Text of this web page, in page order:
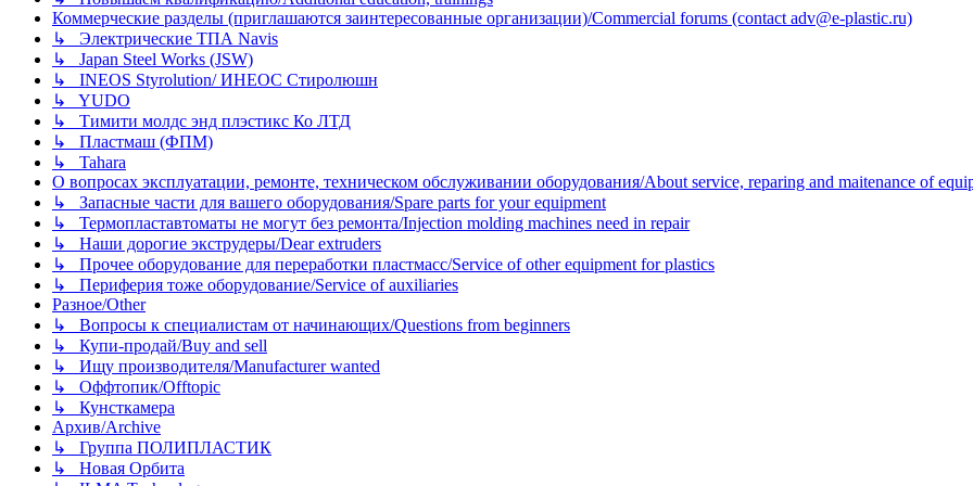
Коммерческие разделы (приглашаются заинтересованные организации)/Commercial forums (contact adv@e-plastic.ru)
↳ Электрические ТПА Navis
↳ Japan Steel Works (JSW)
↳ INEOS Styrolution/ ИНЕОС Стиролюшн
↳ YUDO
↳ Тимити молдс энд плэстикс Ко ЛТД
↳ Пластмаш (ФПМ)
↳ Tahara
О вопросах эксплуатации, ремонте, техническом обслуживании оборудования/About service, reparing and maitenance of
↳ Запасные части для вашего оборудования/Spare parts for your equipment
↳ Термопластавтоматы не могут без ремонта/Injection molding machines need in repair
↳ Наши дорогие экструдеры/Dear extruders
↳ Прочее оборудование для переработки пластмасс/Service of other equipment for plastics
↳ Периферия тоже оборудование/Service of auxiliaries
Разное/Other
↳ Вопросы к специалистам от начинающих/Questions from beginners
↳ Купи-продай/Buy and sell
↳ Ищу производителя/Manufacturer wanted
↳ Оффтопик/Offtopic
↳ Кунсткамера
Архив/Archive
↳ Группа ПОЛИПЛАСТИК
↳ Новая Орбита